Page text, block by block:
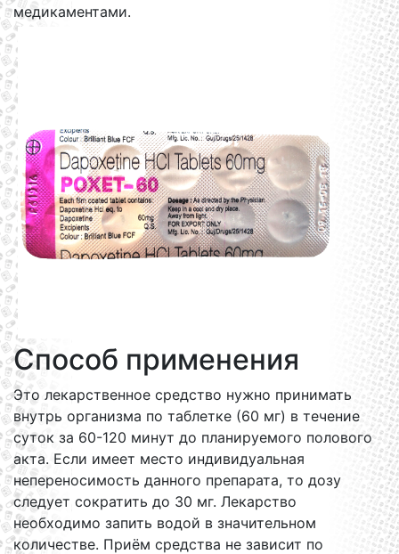
медикаментами.
Способ применения
Это лекарственное средство нужно принимать
внутрь организма по таблетке (60 мг) в течение
суток за 60-120 минут до планируемого полового
акта. Если имеет место индивидуальная
непереносимость данного препарата, то дозу
следует сократить до 30 мг. Лекарство
необходимо запить водой в значительном
количестве. Приём средства не зависит по